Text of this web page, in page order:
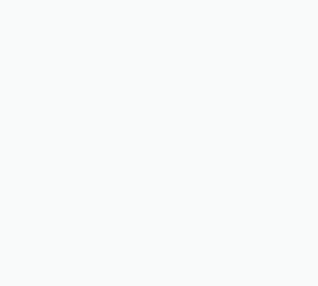
6.A.,
Weber, Hrsg.,
BWL, Wiesbaden 2017.
der
2014.